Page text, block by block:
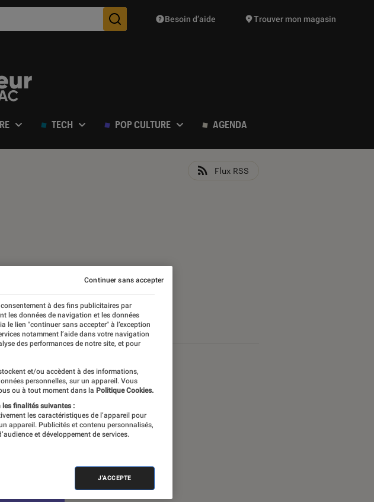
Des suggestions de produits vont vous être proposées
Besoin d’aide Trouver mon magasin
TECH POP CULTURE AGENDA
Flux RSS
à des fins publicitaires par
les données de navigation et les données
le lien "continuer sans accepter" à l’exception
notamment l’aide dans votre navigation
des performances de notre site, et pour
et/ou accèdent à des informations,
personnelles, sur un appareil. Vous
ou à tout moment dans la Politique Cookies.
les finalités suivantes :
les caractéristiques de l’appareil pour
appareil. Publicités et contenu personnalisés,
et développement de services.
J'ACCEPTE
Continuer sans accepter